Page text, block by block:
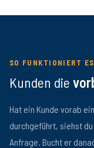
SO FUNKTIONIERT ES
Kunden die
Hat ein Kunde vorab
durchgeführt, siehst
Anfrage. Bucht er